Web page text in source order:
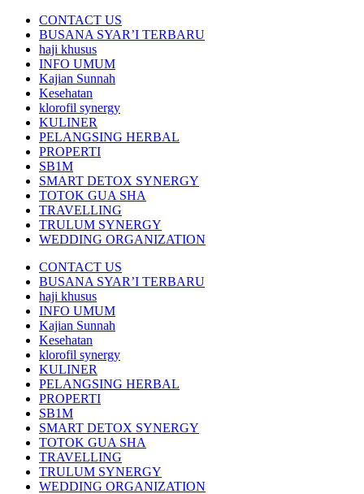
CONTACT US
BUSANA SYAR’I TERBARU
haji khusus
INFO UMUM
Kajian Sunnah
Kesehatan
klorofil synergy
KULINER
PELANGSING HERBAL
PROPERTI
SB1M
SMART DETOX SYNERGY
TOTOK GUA SHA
TRAVELLING
TRULUM SYNERGY
WEDDING ORGANIZATION
CONTACT US
BUSANA SYAR’I TERBARU
haji khusus
INFO UMUM
Kajian Sunnah
Kesehatan
klorofil synergy
KULINER
PELANGSING HERBAL
PROPERTI
SB1M
SMART DETOX SYNERGY
TOTOK GUA SHA
TRAVELLING
TRULUM SYNERGY
WEDDING ORGANIZATION